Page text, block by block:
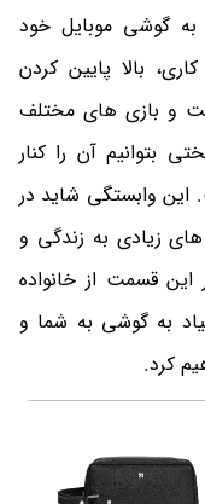
به گوشی موبایل خود
بالا پایین کردن
و بازی های مختلف
آن را کنار
وابستگی شاید در
زیادی به زندگی و
این قسمت از خانواده
به گوشی به شما و
کرد.